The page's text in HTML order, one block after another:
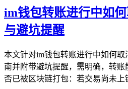
im钱包转账进行中如
与避坑提醒
本文针对im钱包转账进行中如何
南并附带避坑提醒，需明确，转
否已被区块链打包：若交易尚未上